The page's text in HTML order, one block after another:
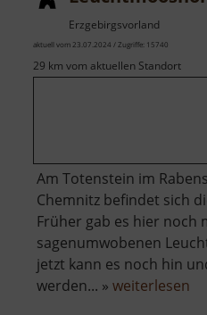
Erzgebirgsvorland
aktuell vom 23.07.2024 / Zugriffe: 15740
29 km vom aktuellen Standort
Am Totenstein im
Chemnitz befindet sich
Früher gab es hier noch
sagenumwobenen
jetzt kann es noch hin
werden... » weiterlesen